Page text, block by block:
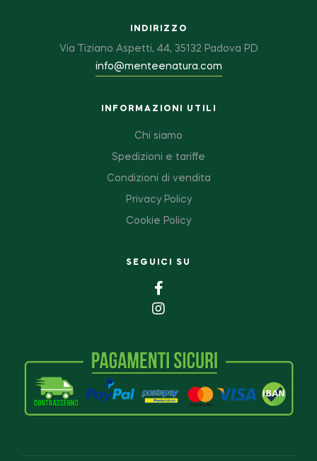
INDIRIZZO
Via Tiziano Aspetti, 44, 35132 Padova PD
info@menteenatura.com
INFORMAZIONI UTILI
Chi siamo
Spedizioni e tariffe
Condizioni di vendita
Privacy Policy
Cookie Policy
SEGUICI SU